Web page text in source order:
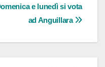
e lunedì si vota
ad Anguillara